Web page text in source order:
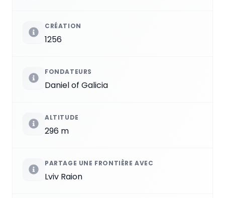
CRÉATION
1256
FONDATEURS
Daniel of Galicia
ALTITUDE
296 m
PARTAGE UNE FRONTIÈRE AVEC
Lviv Raion